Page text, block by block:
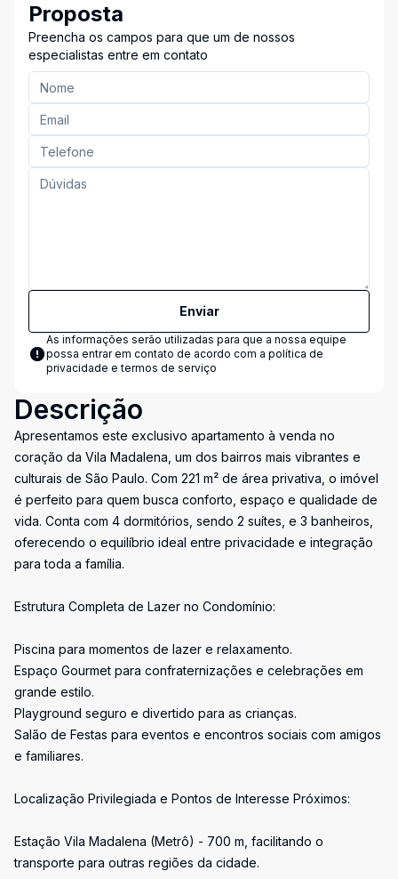
Proposta
Preencha os campos para que um de nossos
especialistas entre em contato
Enviar
As informações serão utilizadas para que a nossa equipe
possa entrar em contato de acordo com a política de
privacidade e termos de serviço
Descrição
Apresentamos este exclusivo apartamento à venda no
coração da Vila Madalena, um dos bairros mais vibrantes e
culturais de São Paulo. Com 221 m² de área privativa, o imóvel
é perfeito para quem busca conforto, espaço e qualidade de
vida. Conta com 4 dormitórios, sendo 2 suítes, e 3 banheiros,
oferecendo o equilíbrio ideal entre privacidade e integração
para toda a família.
Estrutura Completa de Lazer no Condomínio:
Piscina para momentos de lazer e relaxamento.
Espaço Gourmet para confraternizações e celebrações em
grande estilo.
Playground seguro e divertido para as crianças.
Salão de Festas para eventos e encontros sociais com amigos
e familiares.
Localização Privilegiada e Pontos de Interesse Próximos:
Estação Vila Madalena (Metrô) - 700 m, facilitando o
transporte para outras regiões da cidade.